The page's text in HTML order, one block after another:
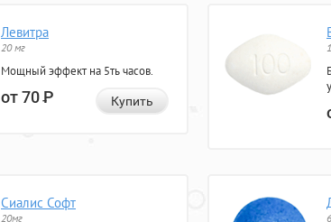
Левитра
20 мг
Мощный эффект на 5ть часов.
от 70Р Купить
Сиалис Софт
20мг